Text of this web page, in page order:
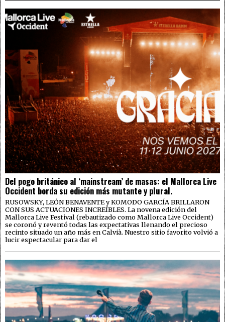
Del pogo británico al ‘mainstream’ de masas: el Mallorca Live
Occident borda su edición más mutante y plural.
RUSOWSKY, LEÓN BENAVENTE y KOMODO GARCÍA BRILLARON
CON SUS ACTUACIONES INCREÍBLES. La novena edición del
Mallorca Live Festival (rebautizado como Mallorca Live Occident)
se coronó y reventó todas las expectativas llenando el precioso
recinto situado un año más en Calvià. Nuestro sitio favorito volvió a
lucir espectacular para dar el